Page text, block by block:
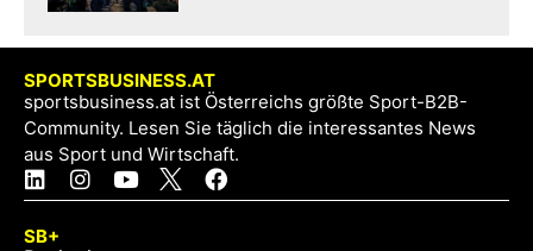
SPORTSBUSINESS.AT
sportsbusiness.at ist Österreichs größte Sport-B2B-
Community. Lesen Sie täglich die interessantes News
aus Sport und Wirtschaft.
SB+